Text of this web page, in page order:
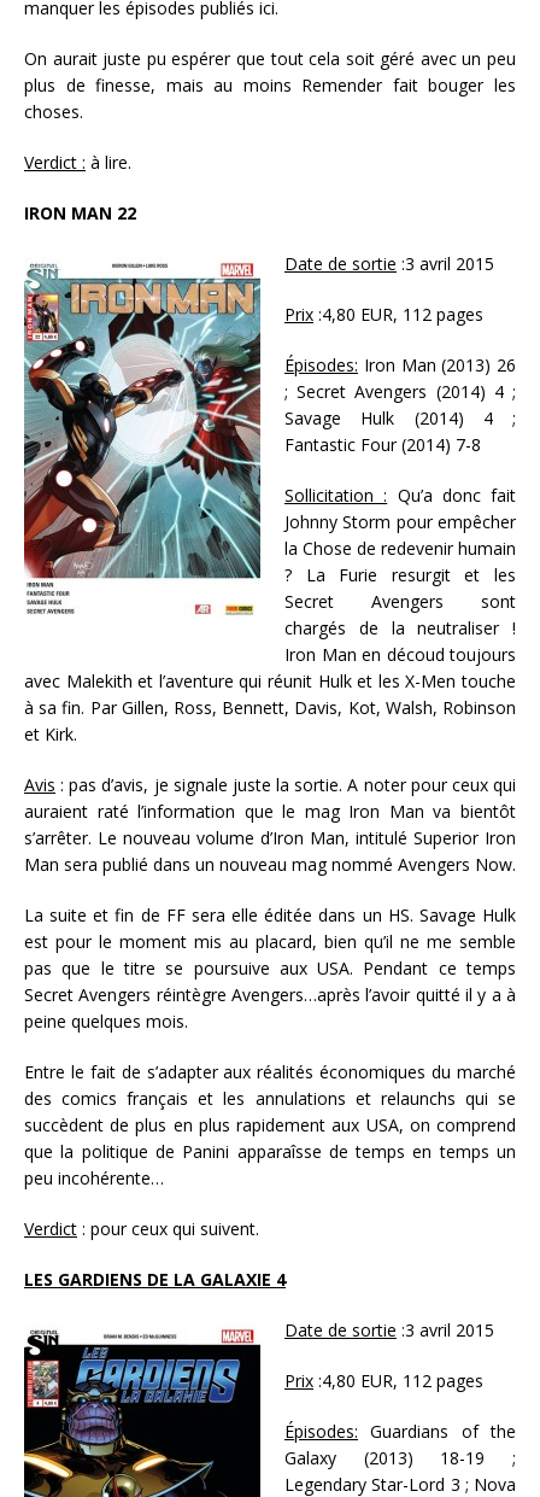
manquer les épisodes publiés ici.
On aurait juste pu espérer que tout cela soit géré avec un peu
plus de finesse, mais au moins Remender fait bouger les
choses.
Verdict : à lire.
IRON MAN 22
Date de sortie :3 avril 2015
Prix :4,80 EUR, 112 pages
Épisodes: Iron Man (2013) 26
; Secret Avengers (2014) 4 ;
Savage Hulk (2014) 4 ;
Fantastic Four (2014) 7-8
Sollicitation : Qu’a donc fait
Johnny Storm pour empêcher
la Chose de redevenir humain
? La Furie resurgit et les
Secret Avengers sont
chargés de la neutraliser !
Iron Man en découd toujours
avec Malekith et l’aventure qui réunit Hulk et les X-Men touche
à sa fin. Par Gillen, Ross, Bennett, Davis, Kot, Walsh, Robinson
et Kirk.
Avis : pas d’avis, je signale juste la sortie. A noter pour ceux qui
auraient raté l’information que le mag Iron Man va bientôt
s’arrêter. Le nouveau volume d’Iron Man, intitulé Superior Iron
Man sera publié dans un nouveau mag nommé Avengers Now.
La suite et fin de FF sera elle éditée dans un HS. Savage Hulk
est pour le moment mis au placard, bien qu’il ne me semble
pas que le titre se poursuive aux USA. Pendant ce temps
Secret Avengers réintègre Avengers…après l’avoir quitté il y a à
peine quelques mois.
Entre le fait de s’adapter aux réalités économiques du marché
des comics français et les annulations et relaunchs qui se
succèdent de plus en plus rapidement aux USA, on comprend
que la politique de Panini apparaîsse de temps en temps un
peu incohérente…
Verdict : pour ceux qui suivent.
LES GARDIENS DE LA GALAXIE 4
Date de sortie :3 avril 2015
Prix :4,80 EUR, 112 pages
Épisodes: Guardians of the
Galaxy (2013) 18-19 ;
Legendary Star-Lord 3 ; Nova